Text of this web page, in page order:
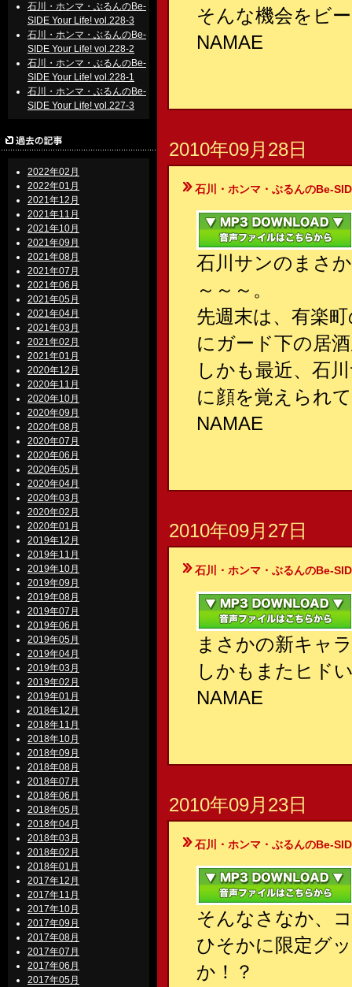
石川・ホンマ・ぶるんのBe-
SIDE Your Life! vol.228-3
石川・ホンマ・ぶるんのBe-
SIDE Your Life! vol.228-2
石川・ホンマ・ぶるんのBe-
SIDE Your Life! vol.228-1
石川・ホンマ・ぶるんのBe-
SIDE Your Life! vol.227-3
2022年02月
2022年01月
2021年12月
2021年11月
2021年10月
2021年09月
2021年08月
2021年07月
2021年06月
2021年05月
2021年04月
2021年03月
2021年02月
2021年01月
2020年12月
2020年11月
2020年10月
2020年09月
2020年08月
2020年07月
2020年06月
2020年05月
2020年04月
2020年03月
2020年02月
2020年01月
2019年12月
2019年11月
2019年10月
2019年09月
2019年08月
2019年07月
2019年06月
2019年05月
2019年04月
2019年03月
2019年02月
2019年01月
2018年12月
2018年11月
2018年10月
2018年09月
2018年08月
2018年07月
2018年06月
2018年05月
2018年04月
2018年03月
2018年02月
2018年01月
2017年12月
2017年11月
2017年10月
2017年09月
2017年08月
2017年07月
2017年06月
2017年05月
そんな機会をビ
NAMAE
2010年09月28日
石川・ホンマ・ぶるんのBe-
石川サンのまさ
～～～。
先週末は、有楽
にガード下の居
しかも最近、石
に顔を覚えられ
NAMAE
2010年09月27日
石川・ホンマ・ぶるんのBe-
まさかの新キャ
しかもまたヒド
NAMAE
2010年09月23日
石川・ホンマ・ぶるんのBe-
そんなさなか、
ひそかに限定グ
か！？